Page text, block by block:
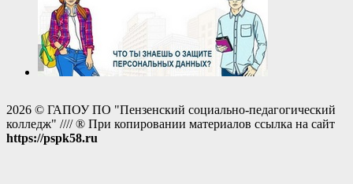
2026 © ГАПОУ ПО "Пензенский социально-педагогический
колледж" //// ® При копировании материалов ссылка на сайт
https://pspk58.ru